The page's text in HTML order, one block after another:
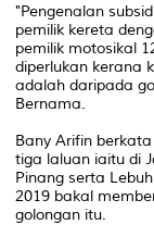
"Pengenalan
pemilik kereta
pemilik motosikal
diperlukan kerana
adalah daripada
Bernama.
Bany Arifin
tiga laluan iaitu di
Pinang serta
2019 bakal
golongan itu.